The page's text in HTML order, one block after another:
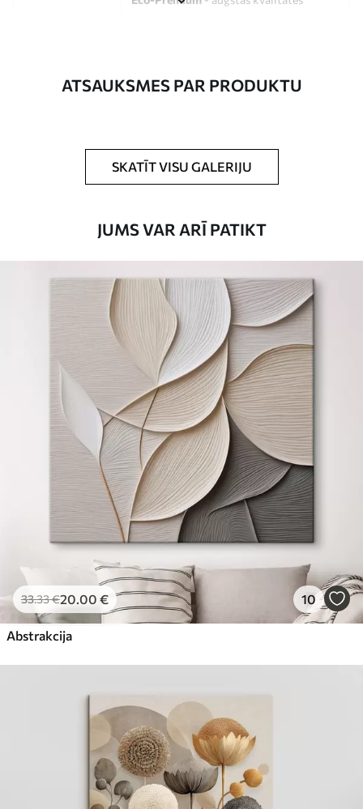
Jūs varat pievienot lakas pārklājumu.
No15.00€
Eco-Premium
.00
ATSAUKSMES PAR PRODUKTU
SKATĪT VISU GALERIJU
JUMS VAR ARĪ PATIKT
33.33€20.00 € 10
Abstrakcija